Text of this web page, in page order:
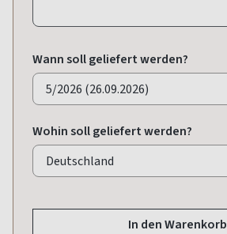
Wann soll geliefert werden?
Wohin soll geliefert werden?
In den Warenkorb